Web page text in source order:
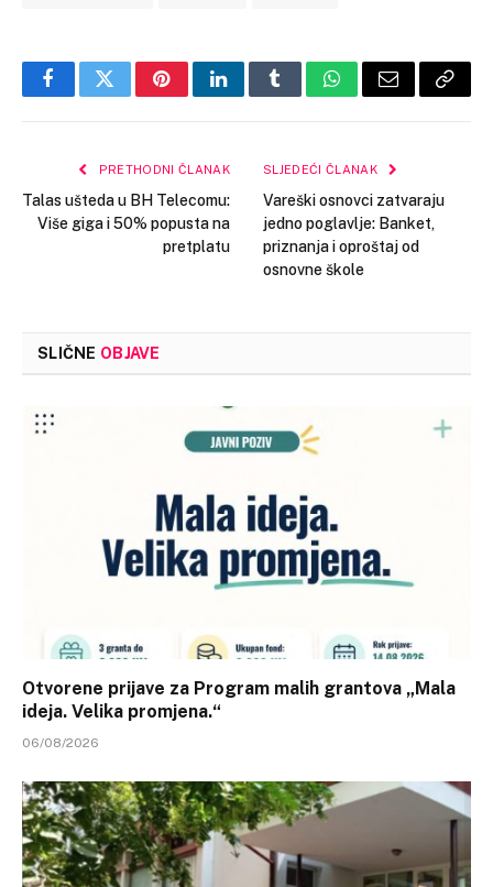
FacebookTwitterPinterestLinkedInTumblrWhatsApp
Email Copy
PRETHODNI ČLANAK
Talas ušteda u BH Telecomu:
Više giga i 50% popusta na
pretplatu
SLJEDEĆI ČLANAK
Vareški osnovci zatvaraju
jedno poglavlje: Banket,
priznanja i oproštaj od
osnovne škole
SLIČNE OBJAVE
Otvorene prijave za Program malih grantova „Mala
ideja. Velika promjena.“
06/08/2026